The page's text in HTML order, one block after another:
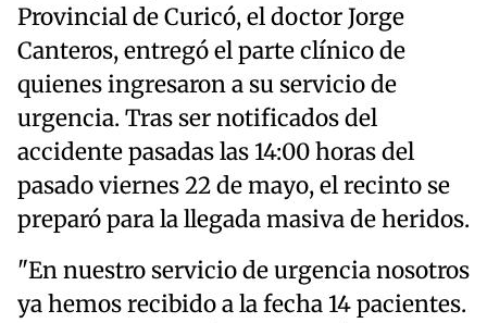
Provincial de Curicó, el doctor Jorge
Canteros, entregó el parte clínico de
quienes ingresaron a su servicio de
urgencia. Tras ser notificados del
accidente pasadas las 14:00 horas del
pasado viernes 22 de mayo, el recinto se
preparó para la llegada masiva de heridos.
"En nuestro servicio de urgencia nosotros
ya hemos recibido a la fecha 14 pacientes.